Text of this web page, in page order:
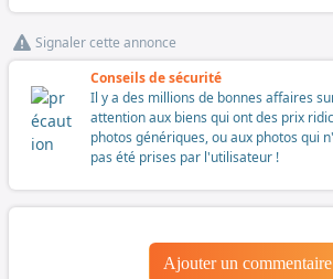
Signaler cette annonce
Conseils de sécurité
Il y a des millions de bonnes affaires
attention aux biens qui ont des prix
photos génériques, ou aux photos qui
pas été prises par l'utilisateur !
Ajouter un commentaire